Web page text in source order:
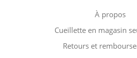
À propos
Cueillette en magasin
Retours et